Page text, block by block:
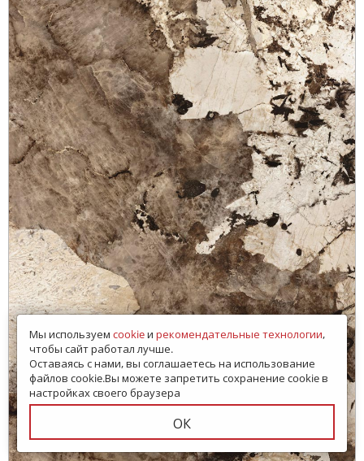
Мы используем cookieи рекомендательные технологии,
чтобы сайт работал лучше.
Оставаясь с нами, вы соглашаетесь на использование
файлов cookie.Вы можете запретить сохранение cookie в
настройках своего браузера
ОК